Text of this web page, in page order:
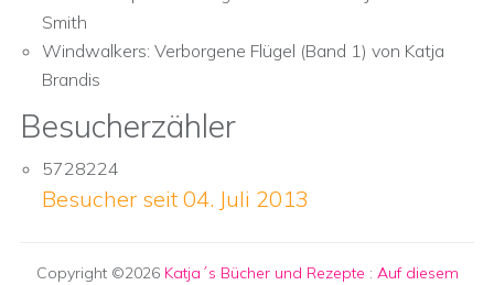
Smith
Windwalkers: Verborgene Flügel (Band 1) von Katja
Brandis
Besucherzähler
5728224
Besucher seit 04. Juli 2013
Copyright ©2026 Katja´s Bücher und Rezepte : Auf diesem